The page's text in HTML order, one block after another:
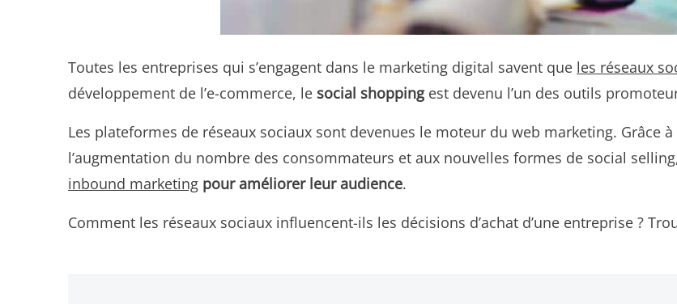
Toutes les entreprises qui s’engagent dans le marketing digital savent que les réseaux
développement de l’e-commerce, le social shoppingest devenu l’un des outils
Les plateformes de réseaux sociaux sont devenues le moteur du web marketing. Grâce
l’augmentation du nombre des consommateurs et aux nouvelles formes de social
inbound marketing pour améliorer leur audience.
Comment les réseaux sociaux influencent-ils les décisions d’achat d’une entreprise ?